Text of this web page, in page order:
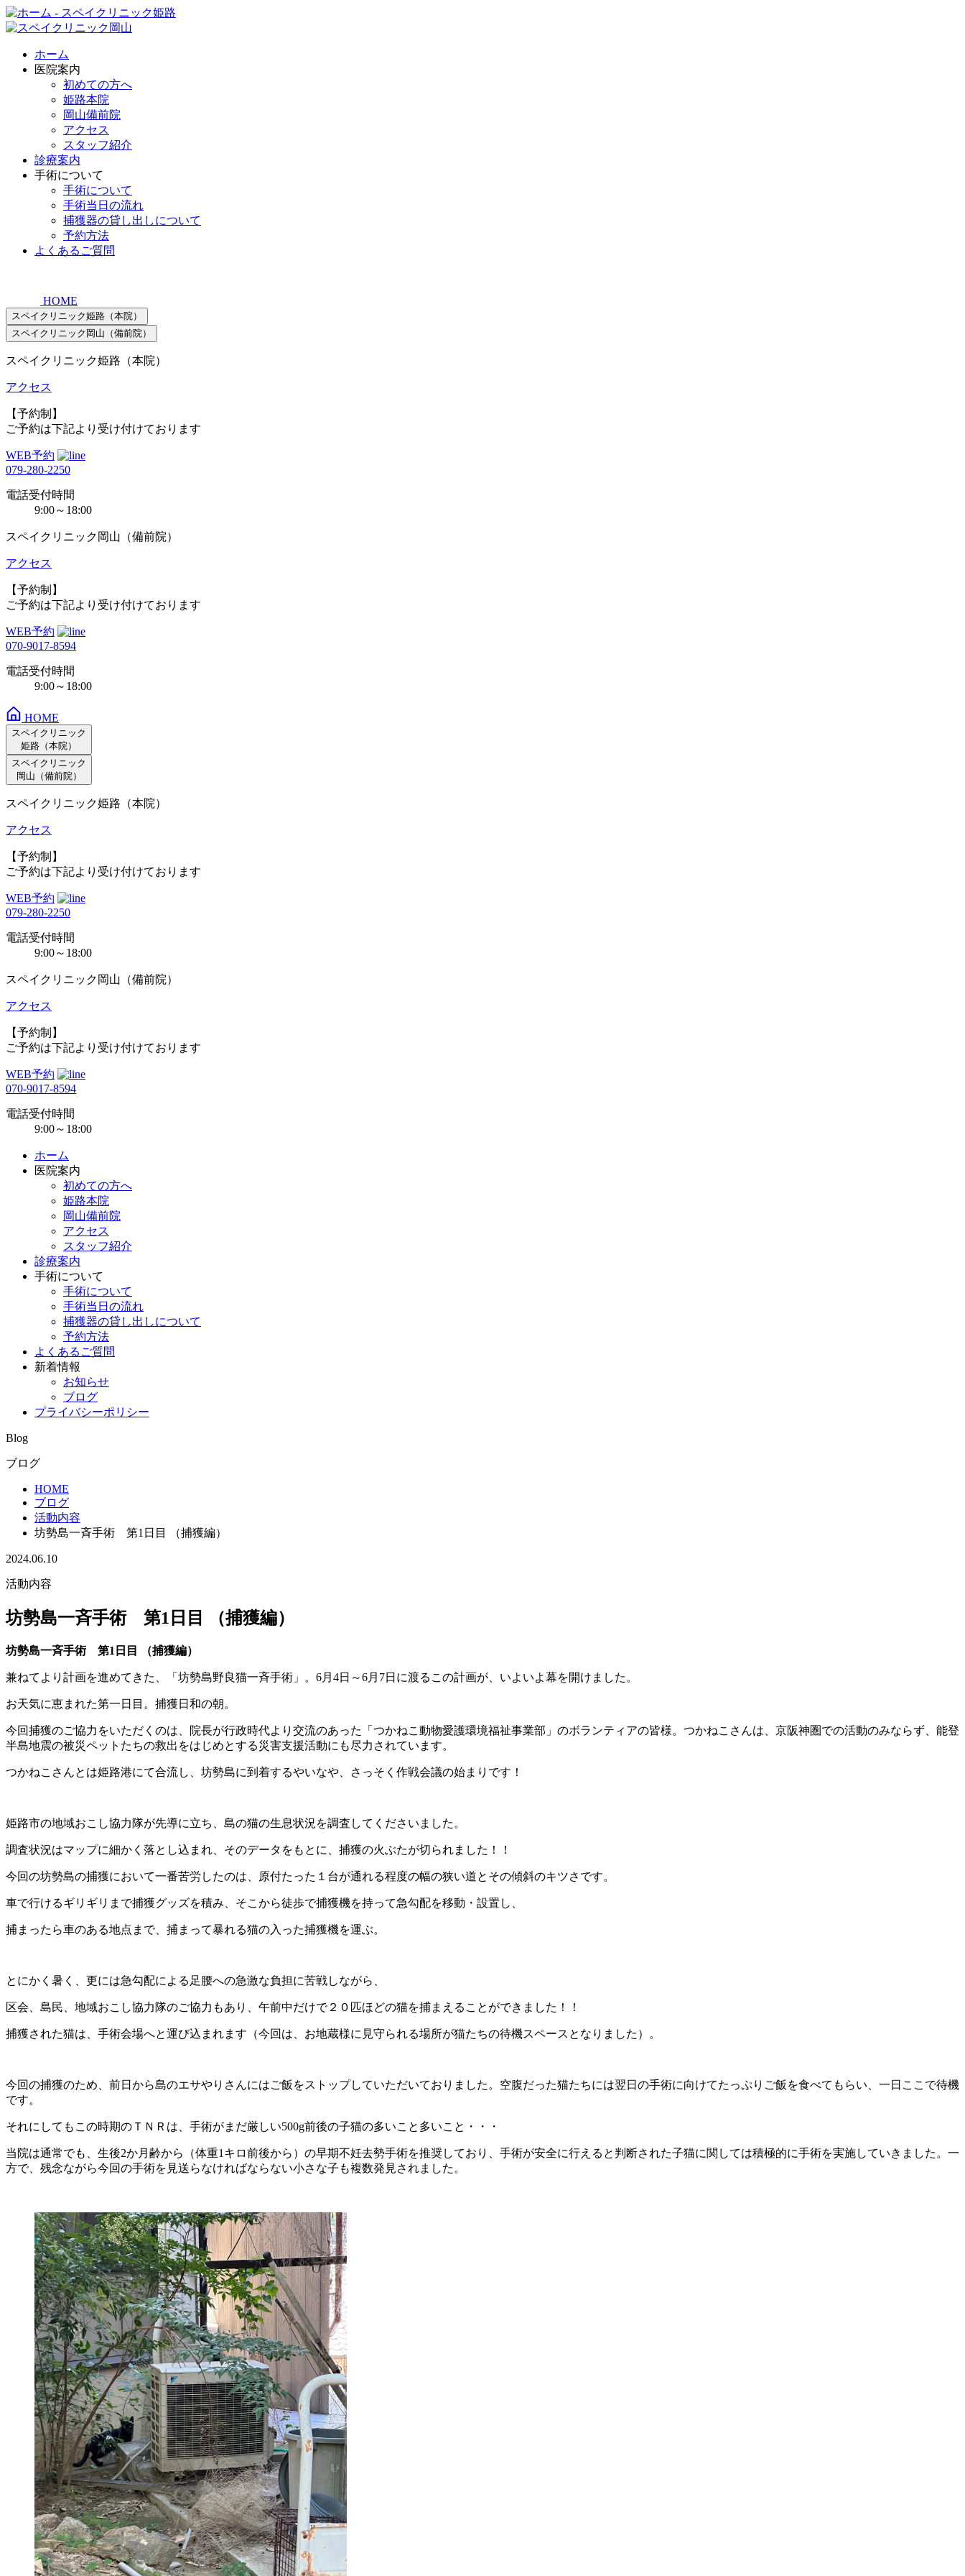
ホーム
医院案内
初めての方へ
姫路本院
岡山備前院
アクセス
スタッフ紹介
診療案内
手術について
手術について
手術当日の流れ
捕獲器の貸し出しについて
予約方法
よくあるご質問
HOME
スペイクリニック姫路（本院）
スペイクリニック岡山（備前院）
スペイクリニック姫路（本院）
アクセス
【予約制】
ご予約は下記より受け付けております
WEB予約
079-280-2250
電話受付時間
9:00～18:00
スペイクリニック岡山（備前院）
アクセス
【予約制】
ご予約は下記より受け付けております
WEB予約
070-9017-8594
電話受付時間
9:00～18:00
HOME
スペイクリニック
姫路（本院）
スペイクリニック
岡山（備前院）
スペイクリニック姫路（本院）
アクセス
【予約制】
ご予約は下記より受け付けております
WEB予約
079-280-2250
電話受付時間
9:00～18:00
スペイクリニック岡山（備前院）
アクセス
【予約制】
ご予約は下記より受け付けております
WEB予約
070-9017-8594
電話受付時間
9:00～18:00
ホーム
医院案内
初めての方へ
姫路本院
岡山備前院
アクセス
スタッフ紹介
診療案内
手術について
手術について
手術当日の流れ
捕獲器の貸し出しについて
予約方法
よくあるご質問
新着情報
お知らせ
ブログ
プライバシーポリシー
Blog
ブログ
HOME
ブログ
活動内容
坊勢島一斉手術 第1日目 （捕獲編）
2024.06.10
活動内容
坊勢島一斉手術 第1日目 （捕獲編）
坊勢島一斉手術 第1日目 （捕獲編）
兼ねてより計画を進めてきた、「坊勢島野良猫一斉手術」。6月4日～6月7日に渡るこの計画が、いよいよ幕を開けました。
お天気に恵まれた第一日目。捕獲日和の朝。
今回捕獲のご協力をいただくのは、院長が行政時代より交流のあった「つかねこ動物愛護環境福祉事業部」のボランティアの皆様。つかねこさんは、京阪神圏での活動のみならず、能登
半島地震の被災ペットたちの救出をはじめとする災害支援活動にも尽力されています。
つかねこさんとは姫路港にて合流し、坊勢島に到着するやいなや、さっそく作戦会議の始まりです！
姫路市の地域おこし協力隊が先導に立ち、島の猫の生息状況を調査してくださいました。
調査状況はマップに細かく落とし込まれ、そのデータをもとに、捕獲の火ぶたが切られました！！
今回の坊勢島の捕獲において一番苦労したのは、原付たった１台が通れる程度の幅の狭い道とその傾斜のキツさです。
車で行けるギリギリまで捕獲グッズを積み、そこから徒歩で捕獲機を持って急勾配を移動・設置し、
捕まったら車のある地点まで、捕まって暴れる猫の入った捕獲機を運ぶ。
とにかく暑く、更には急勾配による足腰への急激な負担に苦戦しながら、
区会、島民、地域おこし協力隊のご協力もあり、午前中だけで２０匹ほどの猫を捕まえることができました！！
捕獲された猫は、手術会場へと運び込まれます（今回は、お地蔵様に見守られる場所が猫たちの待機スペースとなりました）。
今回の捕獲のため、前日から島のエサやりさんにはご飯をストップしていただいておりました。空腹だった猫たちには翌日の手術に向けてたっぷりご飯を食べてもらい、一日ここで待機
です。
それにしてもこの時期のＴＮＲは、手術がまだ厳しい500g前後の子猫の多いこと多いこと・・・
当院は通常でも、生後2か月齢から（体重1キロ前後から）の早期不妊去勢手術を推奨しており、手術が安全に行えると判断された子猫に関しては積極的に手術を実施していきました。一
方で、残念ながら今回の手術を見送らなければならない小さな子も複数発見されました。